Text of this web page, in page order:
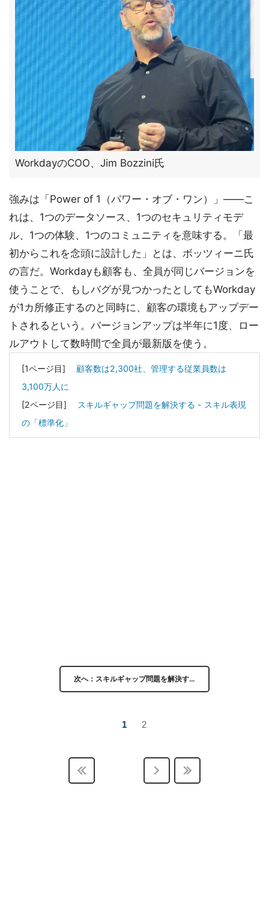
WorkdayのCOO、Jim Bozzini氏
強みは「Power of 1（パワー・オブ・ワン）」――こ
れは、1つのデータソース、1つのセキュリティモデ
ル、1つの体験、1つのコミュニティを意味する。「最
初からこれを念頭に設計した」とは、ボッツィーニ氏
の言だ。Workdayも顧客も、全員が同じバージョンを
使うことで、もしバグが見つかったとしてもWorkday
が1カ所修正するのと同時に、顧客の環境もアップデー
トされるという。バージョンアップは半年に1度、ロー
ルアウトして数時間で全員が最新版を使う。
[1ページ目] 顧客数は2,300社、管理する従業員数は
3,100万人に
[2ページ目]
スキルギャップ問題を解決する - スキル表現
の「標準化」
次へ：スキルギャップ問題を解決す…
1 2